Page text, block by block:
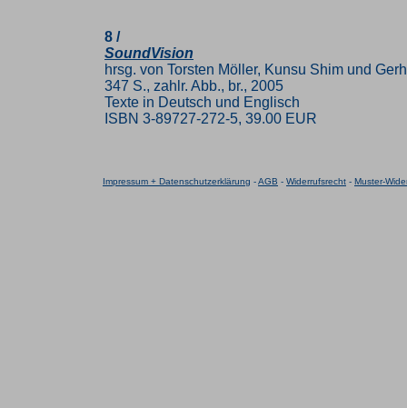
8 /
SoundVision
hrsg. von Torsten Möller, Kunsu Shim und
347 S., zahlr. Abb., br., 2005
Texte in Deutsch und Englisch
ISBN 3-89727-272-5, 39.00 EUR
Impressum + Datenschutzerklärung -AGB - Widerrufsrecht - Muster-